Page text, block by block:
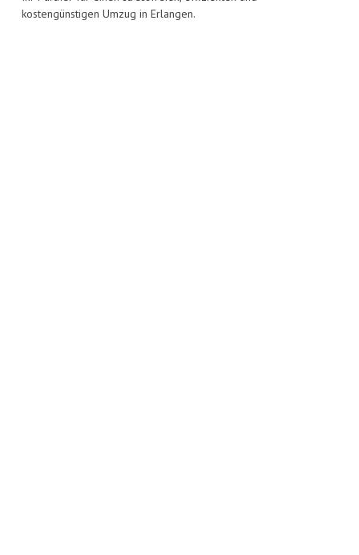
kostengünstigen Umzug in Erlangen.